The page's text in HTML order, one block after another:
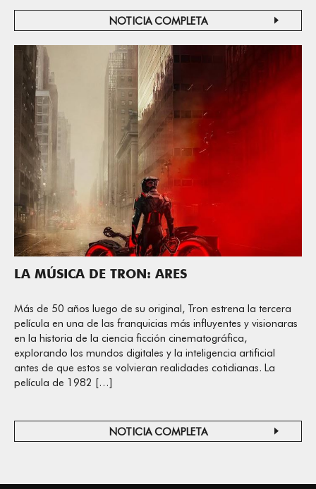
NOTICIA COMPLETA
LA MÚSICA DE TRON: ARES
Más de 50 años luego de su original, Tron estrena la tercera
película en una de las franquicias más influyentes y visionaras
en la historia de la ciencia ficción cinematográfica,
explorando los mundos digitales y la inteligencia artificial
antes de que estos se volvieran realidades cotidianas. La
película de 1982 […]
NOTICIA COMPLETA